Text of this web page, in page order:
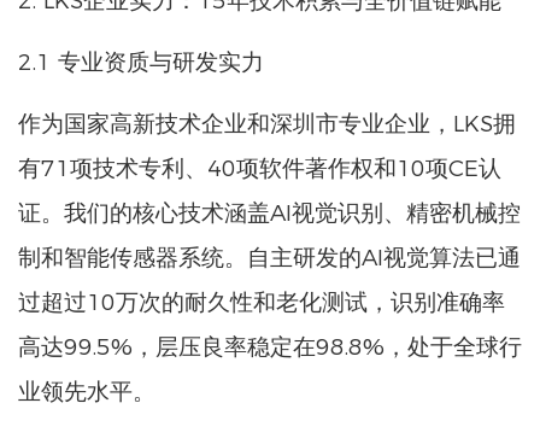
2.1 专业资质与研发实力
作为国家高新技术企业和深圳市专业企业，LKS拥
有71项技术专利、40项软件著作权和10项CE认
证。我们的核心技术涵盖AI视觉识别、精密机械控
制和智能传感器系统。自主研发的AI视觉算法已通
过超过10万次的耐久性和老化测试，识别准确率
高达99.5%，层压良率稳定在98.8%，处于全球行
业领先水平。